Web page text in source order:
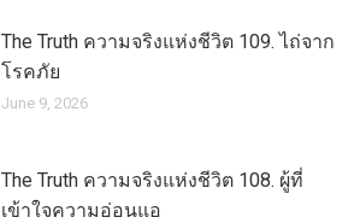
The Truth ความจริงแห่งชีวิต 109. ไถ่จาก
โรคภัย
June 9, 2026
The Truth ความจริงแห่งชีวิต 108. ผู้ที่
เข้าใจความอ่อนแอ